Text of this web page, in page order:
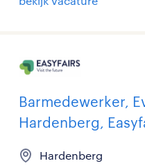
Barmedewerker,
Hardenberg,
Hardenberg